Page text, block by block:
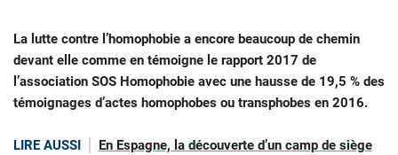
La lutte contre l’homophobie a encore beaucoup de chemin
devant elle comme en témoigne le rapport 2017 de
l’association SOS Homophobie avec une hausse de 19,5 % des
témoignages d’actes homophobes ou transphobes en 2016.
LIRE AUSSI
En Espagne, la découverte d’un camp de siège